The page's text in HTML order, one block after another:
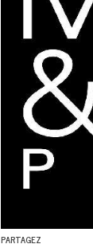
PARTAGEZ